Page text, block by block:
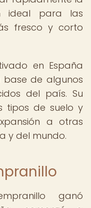
ideal para las
fresco y corto
en España
de algunos
del país. Su
tipos de suelo y
a otras
y del mundo.
ganó